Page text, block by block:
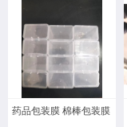
药品包装膜 棉棒包装膜